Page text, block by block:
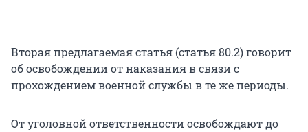
Вторая предлагаемая статья (статья 80.2) говорит
об освобождении от наказания в связи с
прохождением военной службы в те же периоды.
От уголовной ответственности освобождают до